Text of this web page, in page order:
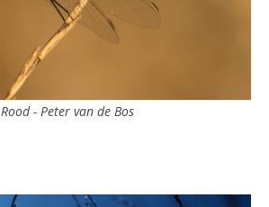
Rood - Peter van de Bos